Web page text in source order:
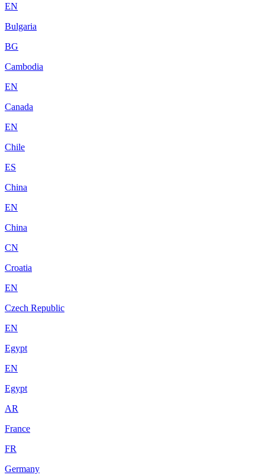
EN
Bulgaria
BG
Cambodia
EN
Canada
EN
Chile
ES
China
EN
China
CN
Croatia
EN
Czech Republic
EN
Egypt
EN
Egypt
AR
France
FR
Germany